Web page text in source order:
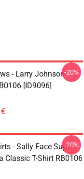
- Larry Johnson
[ID9096]
-20%
- Sally Face Super
Classic T-Shirt RB0106
-20%